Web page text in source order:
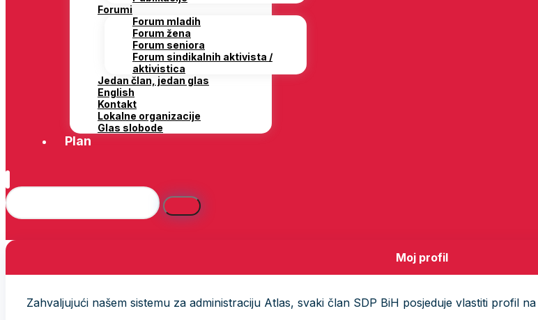
Forumi
Forum mladih
Forum žena
Forum seniora
Forum sindikalnih aktivista /
aktivistica
Jedan član, jedan glas
English
Kontakt
Lokalne organizacije
Glas slobode
Plan
Moj profil
Zahvaljujući našem sistemu za administraciju Atlas, svaki član SDP BiH posjeduje vlastiti profil